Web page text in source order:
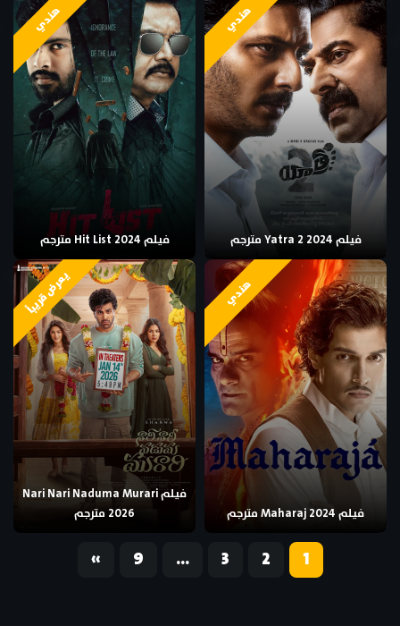
هندي
فيلم Yatra 2 2024 مترجم
هندي
فيلم Hit List 2024 مترجم
هندي
فيلم Maharaj 2024 مترجم
يعرض قريباً
فيلم Nari Nari Naduma Murari
2026 مترجم
1
2
3
…
9
«